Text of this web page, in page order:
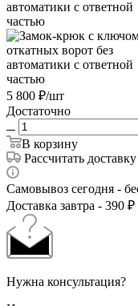
5 800 ₽/шт
Достаточно
В корзину
Рассчитать доставку
Самовывоз сегодня -
Доставка завтра - 390 ₽
Нужна консультация?